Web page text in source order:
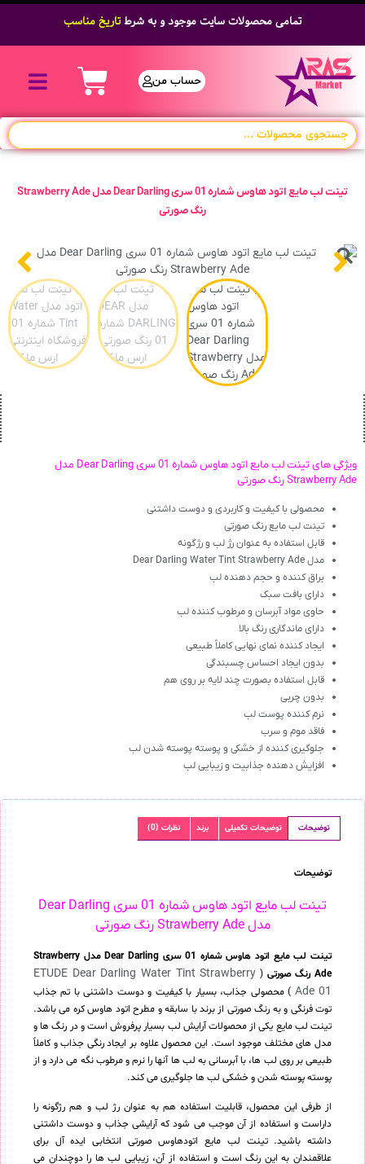
تمامی محصولات سایت موجود و به شرطتاریخ مناسب
حساب من
تینت لب مایع اتود هاوس شماره 01 سری Dear Darling مدل Strawberry Ade
رنگ صورتی
ویژگی های تینت لب مایع اتود هاوس شماره 01 سری Dear Darling مدل
Strawberry Ade رنگ صورتی
محصولی با کیفیت و کاربردی و دوست داشتنی
تینت لب مایع رنگ صورتی
قابل استفاده به عنوان رژ لب و رژگونه
مدل Dear Darling Water Tint Strawberry Ade
براق کننده و حجم دهنده لب
دارای بافت سبک
حاوی مواد آبرسان و مرطوب کننده لب
دارای ماندگاری رنگ بالا
ایجاد کننده نمای نهایی کاملاً طبیعی
بدون ایجاد احساس چسبندگی
قابل استفاده بصورت چند لایه بر روی هم
بدون چربی
نرم کننده پوست لب
فاقد موم و سرب
جلوگیری کننده از خشکی و پوسته پوسته شدن لب
افزایش دهنده جذابیت و زیبایی لب
توضیحات توضیحات تکمیلی برند نظرات (0)
توضیحات
تینت لب مایع اتود هاوس شماره 01 سری Dear Darling
مدل Strawberry Ade رنگ صورتی
تینت لب مایع اتود هاوس شماره 01 سری Dear Darling مدل Strawberry
Ade رنگ صورتی
(
ETUDE Dear Darling Water Tint Strawberry
Ade 01 ) محصولی جذاب، بسیار با کیفیت و دوست داشتنی با تم جذاب
توت فرنگی و به رنگ صورتی از برند با سابقه و مطرح اتود هاوس کره می باشد.
تینت لب مایع یکی از محصولات آرایش لب بسیار پرفروش است و در رنگ ها و
مدل های مختلف موجود است. این محصول علاوه بر ایجاد رنگی جذاب و کاملاً
طبیعی بر روی لب ها، با آبرسانی به لب ها آنها را نرم و مرطوب نگه می دارد و از
پوسته پوسته شدن و خشکی لب ها جلوگیری می کند.
از طرفی این محصول، قابلیت استفاده هم به عنوان رژ لب و هم رژگونه را
داراست و استفاده از آن موجب می شود که آرایشی جذاب و دوست داشتنی
داشته باشید. تینت لب مایع اتودهاوس صورتی انتخابی ایده آل برای
علاقمندان به این رنگ است و استفاده از آن، زیبایی لب ها را دوچندان می